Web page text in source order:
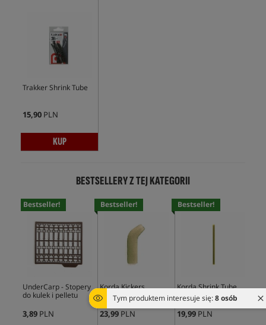
Tym produktem interesuje się:8 osób
Trakker Shrink Tube
15,90 PLN
KUP
BESTSELLERY Z TEJ KATEGORII
Bestseller!
UnderCarp - Stopery
do kulek i pelletu
3,89 PLN
Bestseller!
Korda Kickers
23,99 PLN
Bestseller!
Korda Shrink Tube
19,99 PLN